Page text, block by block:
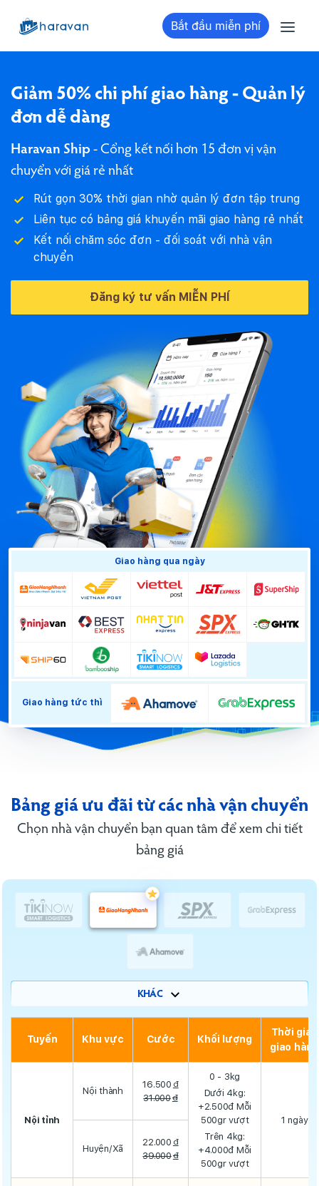
Bắt đầu miễn phí
Giảm 50% chi phí giao hàng - Quản lý
đơn dễ dàng
Haravan Ship - Cổng kết nối hơn 15 đơn vị vận
chuyển với giá rẻ nhất
Rút gọn 30% thời gian nhờ quản lý đơn tập trung
Liên tục có bảng giá khuyến mãi giao hàng rẻ nhất
Kết nối chăm sóc đơn - đối soát với nhà vận
chuyển
Đăng ký tư vấn MIỄN PHÍ
Giao hàng qua ngày
Giao hàng tức thì
Bảng giá ưu đãi từ các nhà vận chuyển
Chọn nhà vận chuyển bạn quan tâm để xem chi tiết
bảng giá
KHÁC
Tuyến Khu vực Cước Khối lượng
Thời gian
giao hàng
Nội tỉnh
Nội thành
16.500 đ
31.000đ
0 - 3kg
Dưới 4kg:
+2.500đ Mỗi
500gr vượt
Trên 4kg:
+4.000đ Mỗi
500gr vượt
1 ngày
Huyện/Xã
22.000 đ
39.000đ